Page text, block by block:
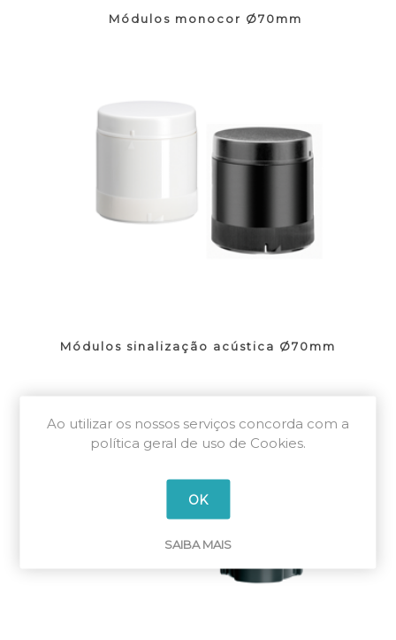
Módulos monocor Ø70mm
Módulos sinalização acústica Ø70mm
Ao utilizar os nossos serviços concorda com a
política geral de uso de Cookies.
OK
SAIBA MAIS